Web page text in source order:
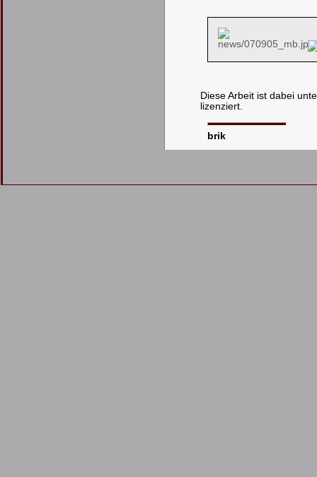
Diese Arbeit ist dabei
lizenziert.
brik